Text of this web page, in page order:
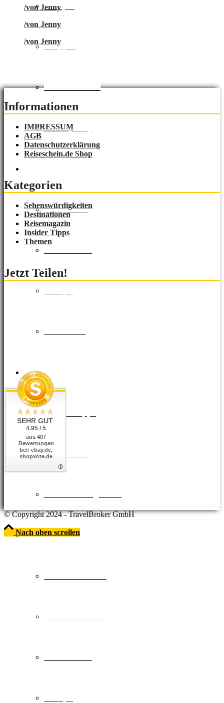
Camping
Shopping
Luxury Stay
Lost Places
Reisemagazin
Insider Tipps
Reisetrends
>> REISESCHEIN.DE
/von Jenny
/von Jenny
/von Jenny
Informationen
IMPRESSUM
AGB
Datenschutzerklärung
Reiseschein.de Shop
Kategorien
Sehenswürdigkeiten
Destinationen
Reisemagazin
Insider Tipps
Themen
Jetzt Teilen!
SEHR GUT
4.95 / 5
aus 407
Bewertungen
bei: ebay.de,
shopvote.de
© Copyright 2024 - TravelBroker GmbH
Nach oben scrollen